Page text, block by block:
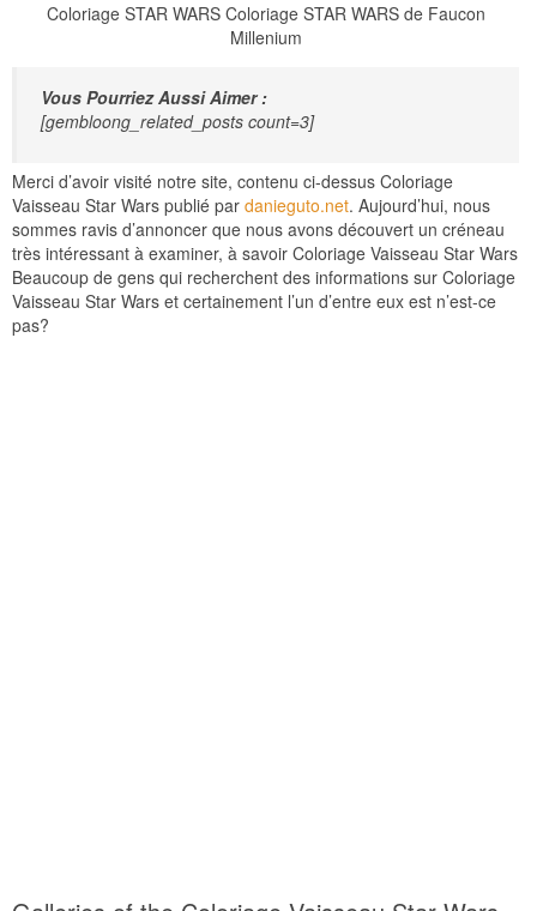
Coloriage STAR WARS Coloriage STAR WARS de Faucon
Millenium
Vous Pourriez Aussi Aimer :
[gembloong_related_posts count=3]
Merci d’avoir visité notre site, contenu ci-dessus Coloriage
Vaisseau Star Wars publié par danieguto.net. Aujourd’hui, nous
sommes ravis d’annoncer que nous avons découvert un créneau
très intéressant à examiner, à savoir Coloriage Vaisseau Star Wars
Beaucoup de gens qui recherchent des informations sur Coloriage
Vaisseau Star Wars et certainement l’un d’entre eux est n’est-ce
pas?